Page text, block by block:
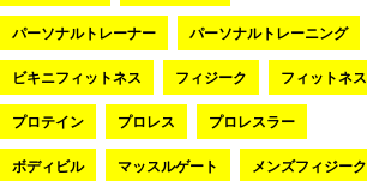
パーソナルトレーナー パーソナルトレーニング
ビキニフィットネス フィジーク フィットネス
プロテイン プロレス プロレスラー
ボディビル マッスルゲート メンズフィジーク